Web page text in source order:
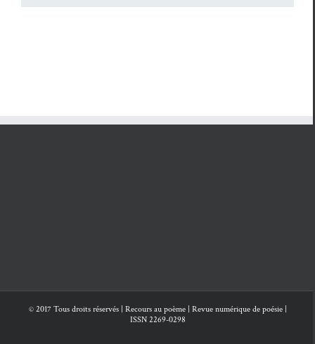
© 2017 Tous droits réservés | Recours au poème | Revue numérique de poésie |
ISSN 2269-0298